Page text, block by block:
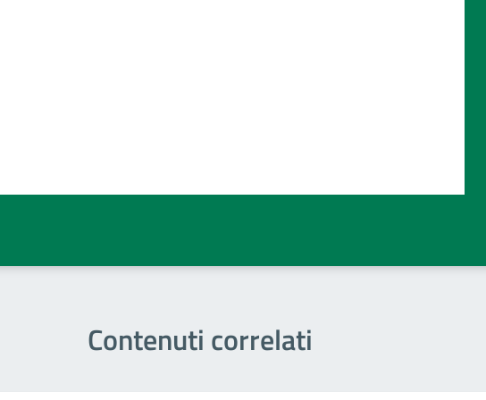
5 stelle su 5
4 stelle su 5
3 stelle su 5
2 stelle su 5
Contenuti correlati